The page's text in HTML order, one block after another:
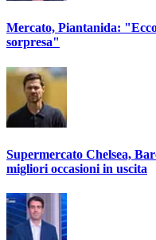
Mercato, Piantanida:
sorpresa"
Supermercato Chelsea,
migliori occasioni in uscita